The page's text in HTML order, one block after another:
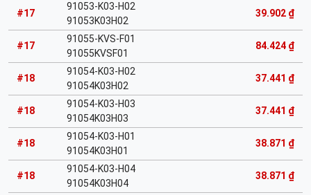
#17
91053-K03-H02
91053K03H02
39.902 ₫
#17
91055-KVS-F01
91055KVSF01
84.424 ₫
#18
91054-K03-H02
91054K03H02
37.441 ₫
#18
91054-K03-H03
91054K03H03
37.441 ₫
#18
91054-K03-H01
91054K03H01
38.871 ₫
#18
91054-K03-H04
91054K03H04
38.871 ₫